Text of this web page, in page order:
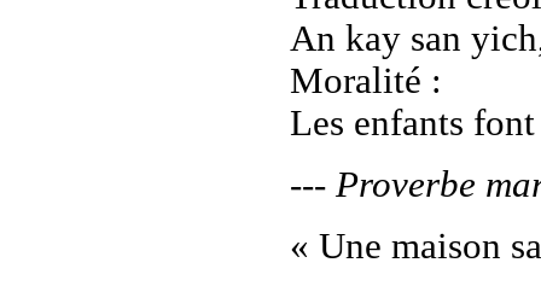
An kay san
Moralité :
Les enfants
--- Proverbe
« Une maison